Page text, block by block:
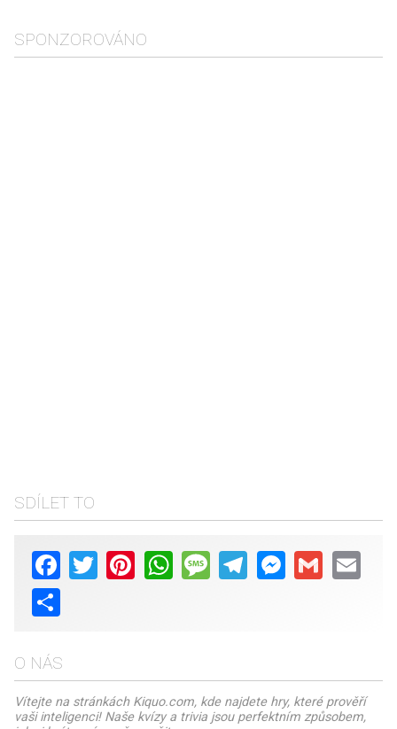
SPONZOROVÁNO
SDÍLET TO
Facebook
Twitter PinterestWhatsAppMessageTelegramMessenger
Gmail Email
Share
O NÁS
Vítejte na stránkách Kiquo.com, kde najdete hry, které prověří
vaši inteligenci! Naše kvízy a trivia jsou perfektním způsobem,